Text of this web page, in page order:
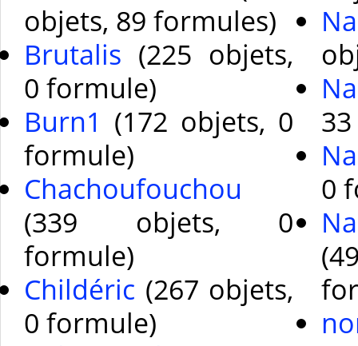
objets, 89 formules)
Brutalis (225 objets,
0 formule)
Burn1 (172 objets, 0
formule)
Chachoufouchou
(339 objets, 0
formule)
Childéric (267 objets,
0 formule)
0